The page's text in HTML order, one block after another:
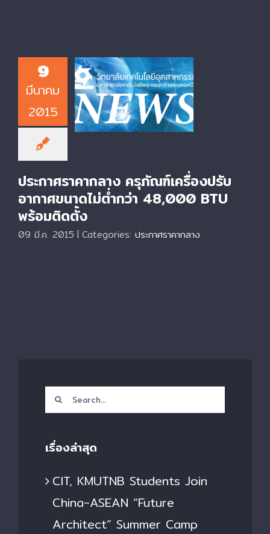
9
มีนาคม
2015
ประกาศราคากลาง
ครุภัณฑ์เครื่องปรับ
อากาศขนาดไม่ต่ำกว่า
48,000 BTU พร้อม
ติดตั้ง
ประกาศราคากลาง ครุภัณฑ์เครื่องปรับ
อากาศขนาดไม่ต่ำกว่า 48,000 BTU
พร้อมติดตั้ง
09 มี.ค. 2015 | Categories: ประกาศราคากลาง
Search
for:
เรื่องล่าสุด
CIT, KMUTNB Students Join
China-ASEAN “Future
Architect” Summer Camp